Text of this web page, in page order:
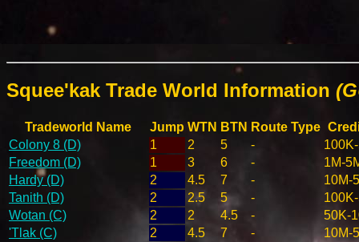
Squee'kak Trade World Information
Tradeworld Name Jump WTN BTN Route Type
Colony 8 (D)
1 2 5 -
Freedom (D)
1 3 6 -
1M-
Hardy (D)
2 4.5 7 -
10M-
Tanith (D)
2 2.5 5 -
Wotan (C)
2 2 4.5 -
50K-
'Tlak (C)
2 4.5 7 -
10M-